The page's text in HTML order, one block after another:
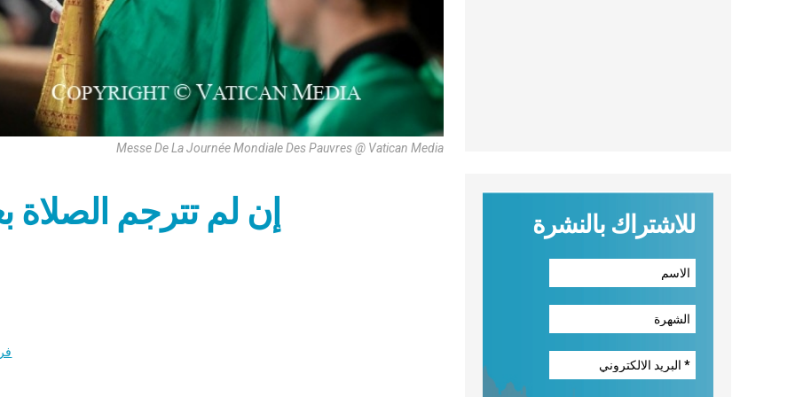
Messe De La Journée Mondiale Des Pauvres @ Vatican Media
إن لم تترجم للاشتراك بالنشرة